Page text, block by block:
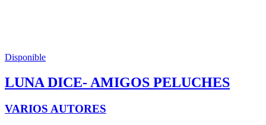
Disponible
LUNA DICE- AMIGOS PELUCHES
VARIOS AUTORES